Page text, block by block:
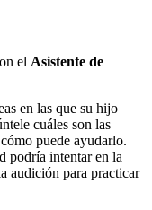
el Asistente de
en las que su hijo
cuáles son las
puede ayudarlo.
podría intentar en la
audición para practicar